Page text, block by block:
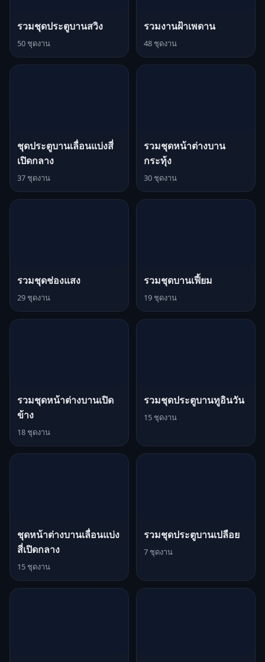
รวมชุดประตูบานสวิง
50 ชุดงาน
รวมงานฝ้าเพดาน
48 ชุดงาน
ชุดประตูบานเลื่อนแบ่งสี่
เปิดกลาง
37 ชุดงาน
รวมชุดหน้าต่างบาน
กระทุ้ง
30 ชุดงาน
รวมชุดช่องแสง
29 ชุดงาน
รวมชุดบานเฟี้ยม
19 ชุดงาน
รวมชุดหน้าต่างบานเปิด
ข้าง
18 ชุดงาน
รวมชุดประตูบานทูอินวัน
15 ชุดงาน
ชุดหน้าต่างบานเลื่อนแบ่ง
สี่เปิดกลาง
15 ชุดงาน
รวมชุดประตูบานเปลือย
7 ชุดงาน